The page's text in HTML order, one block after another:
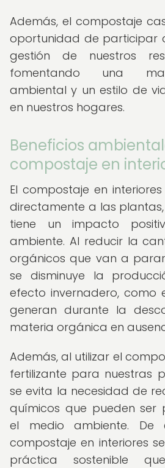
Además, el compostaje
oportunidad de participar
gestión de nuestros
fomentando una
ambiental y un estilo de
en nuestros hogares.
Beneficios
compostaje en
El compostaje en
directamente a las
tiene un impacto
ambiente. Al reducir la
orgánicos que van a
se disminuye la
efecto invernadero, como
generan durante la
materia orgánica en
Además, al utilizar el
fertilizante para nuestras
se evita la necesidad de
químicos que pueden ser
el medio ambiente. De
compostaje en interiores
práctica sostenible